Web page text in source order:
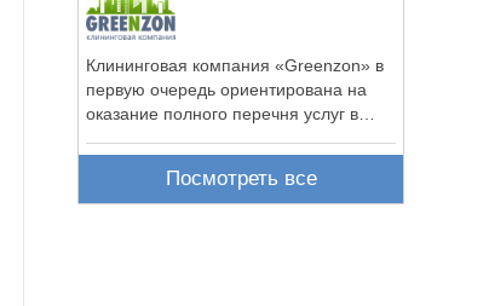
Клининговая компания «Greenzon» в
первую очередь ориентирована на
оказание полного перечня услуг в
Посмотреть все